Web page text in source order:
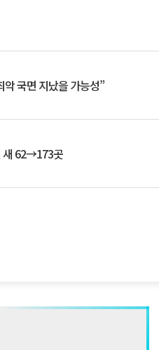
국면 지났을 가능성”
새 62→173곳